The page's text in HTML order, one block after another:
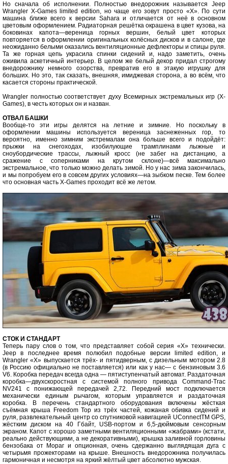
Но сначала об исполнении. Полностью внедорожник называется Jeep
Wrangler X-Games limited edition, но чаще его зовут просто «X». По сути
машина ближе всего к версии Sahara и отличается от неё в основном
цветовым оформлением. Радиаторная решётка окрашена в цвет кузова, на
боковинах капота—вереница горных вершин, белый цвет которых
повторяется в оформлении оригинальных колёсных дисков и в салоне, где
неожиданно белыми оказались вентиляционные дефлекторы и спицы руля.
Та же горная цепь украсила спинки сидений и, надо заметить, очень
оживила аскетичный интерьер. В целом же белый декор придал строгому
внедорожнику немного озорства, превратив его в этакую игрушку для
больших. Но это, так сказать, внешняя, имиджевая сторона, а во всём, что
касается стороны практической.
Wrangler полностью соответствует духу Всемирных экстремальных игр (X-
Games), в честь которых он и назван.
ОТВАЛ БАШКИ
Вообще-то эти игры делятся на летние и зимние. Но поскольку в
оформлении машины используется вереница заснеженных гор, то
вероятно, именно зимним экстремалам она больше всего и подойдёт:
прыжки на снегоходах, изобилующие трамплинами лыжные и
сноубордические трассы, лыжный кросс (не забег на дистанцию, а
сражение с соперниками на крутом склоне)—всё максимально
экстремальное, что только можно делать зимой. Но у нас зима закончилась,
и мы попробуем его в совсем других условиях—на зыбком песке. Тем более
что основная часть X-Games проходит всё же летом.
СТОК И СТАНДАРТ
Теперь пару слов о том, что представляет собой серия «X» технически.
Jeep в последнее время полюбил подобные версии limited edition, и
Wrangler «X» выпускается трёх- и пятидверным, с дизельным мотором 2.8
(в Россию официально не поставляется) или как у нас— с бензиновым 3.6
V6. Коробка передач всегда одна — пятиступенчатый автомат. Раздаточная
коробка—двухскоростная с системой полного привода Command-Trac
NV241 с понижающей передачей 2,72. Передний мост подключается
механически единым рычагом, которым управляется и раздаточная
коробка. В перечень стандартного оборудования включены жёсткая
съёмная крыша Freedom Тор из трёх частей, кожаная обивка сидений и
руля, развлекательный центр со спутниковой навигацией UConnectTM GPS,
жёстким диском на 40 Гбайт, USB-портом и 6,5-дюймовым сенсорным
экраном. Капот с хорошо заметными вентиляционными «жабрами» (кстати,
реально действующими, а не декоративными), крышка заливной горловины
бензобака от Мораг и опционная, очень сдержанно выглядящая дуга с
четырьмя прожекторами на крыше. Внешность внедорожника получилась
гармоничная и несмотря на яркий жёлтый цвет абсолютно мужская.